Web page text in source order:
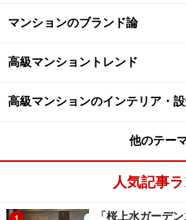
マンションのブランド論
高級マンショントレンド
高級マンションのインテリア・
他のテー
人気記事
「桜上水ガーデ